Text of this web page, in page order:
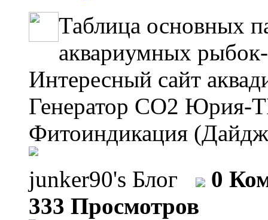
Таблица основных
аквариумных
Интересный сайт
Генератор СО2 Юрия-
Фитоиндикация
junker90's Блог
0
333 Просмотров